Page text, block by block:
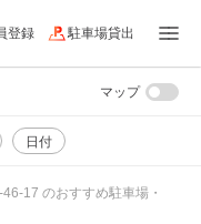
登録 駐車場貸出
日付
マップ
17 のおすすめ駐車場・